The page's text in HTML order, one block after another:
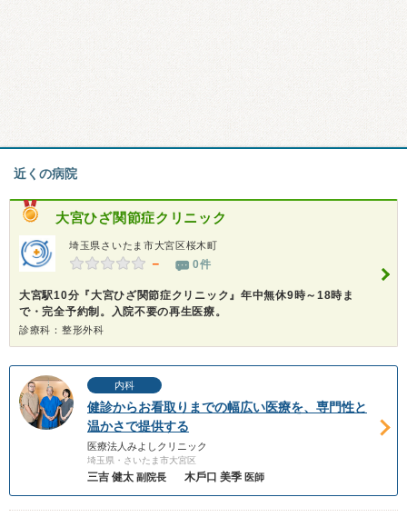
近くの病院
大宮ひざ関節症クリニック
埼玉県さいたま市大宮区桜木町
－ 0件
大宮駅10分『大宮ひざ関節症クリニック』年中無休9時～18時ま
で・完全予約制。入院不要の再生医療。
診療科：整形外科
内科
健診からお看取りまでの幅広い医療を、専門性と
温かさで提供する
医療法人みよしクリニック
埼玉県・さいたま市大宮区
三吉 健太 副院長 ⽊⼾⼝ 美季 医師